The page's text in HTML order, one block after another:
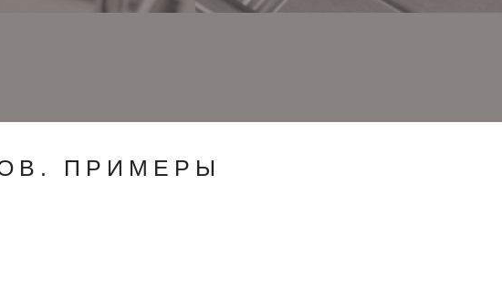
ПРИМЕРЫ